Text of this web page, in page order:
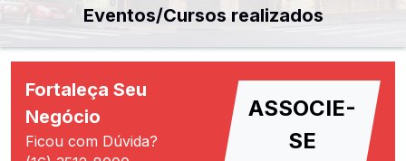
Eventos/Cursos realizados
Fortaleça Seu
Negócio
Ficou com Dúvida?
ASSOCIE-
SE